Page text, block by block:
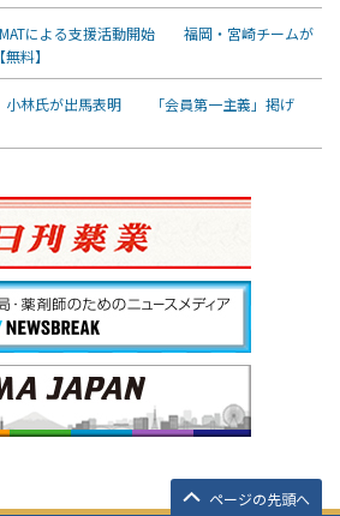
による支援活動開始 福岡・宮崎チームが
料】
小林氏が出馬表明 「会員第一主義」掲げ
ページの先頭へ